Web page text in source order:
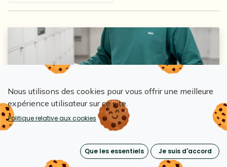
Loopipak
Réutilisation des emballages : Comment
organiser la logistique du retour
0
776
Emballages réutilisables & écoconception
Nous utilisons des cookies pour vous offrir une meilleure
expérience utilisateur sur ce site.
Politique relative aux cookies
Que les essentiels Je suis d'accord